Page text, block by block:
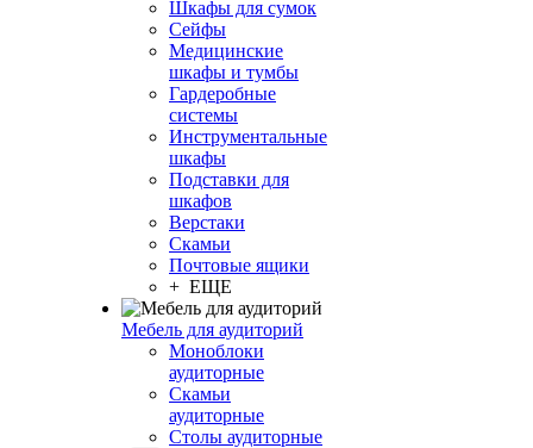
Шкафы для сумок
Сейфы
Медицинские
шкафы и тумбы
Гардеробные
системы
Инструментальные
шкафы
Подставки для
шкафов
Верстаки
Скамьи
Почтовые ящики
+ ЕЩЕ
Мебель для аудиторий
Моноблоки
аудиторные
Скамьи
аудиторные
Столы аудиторные